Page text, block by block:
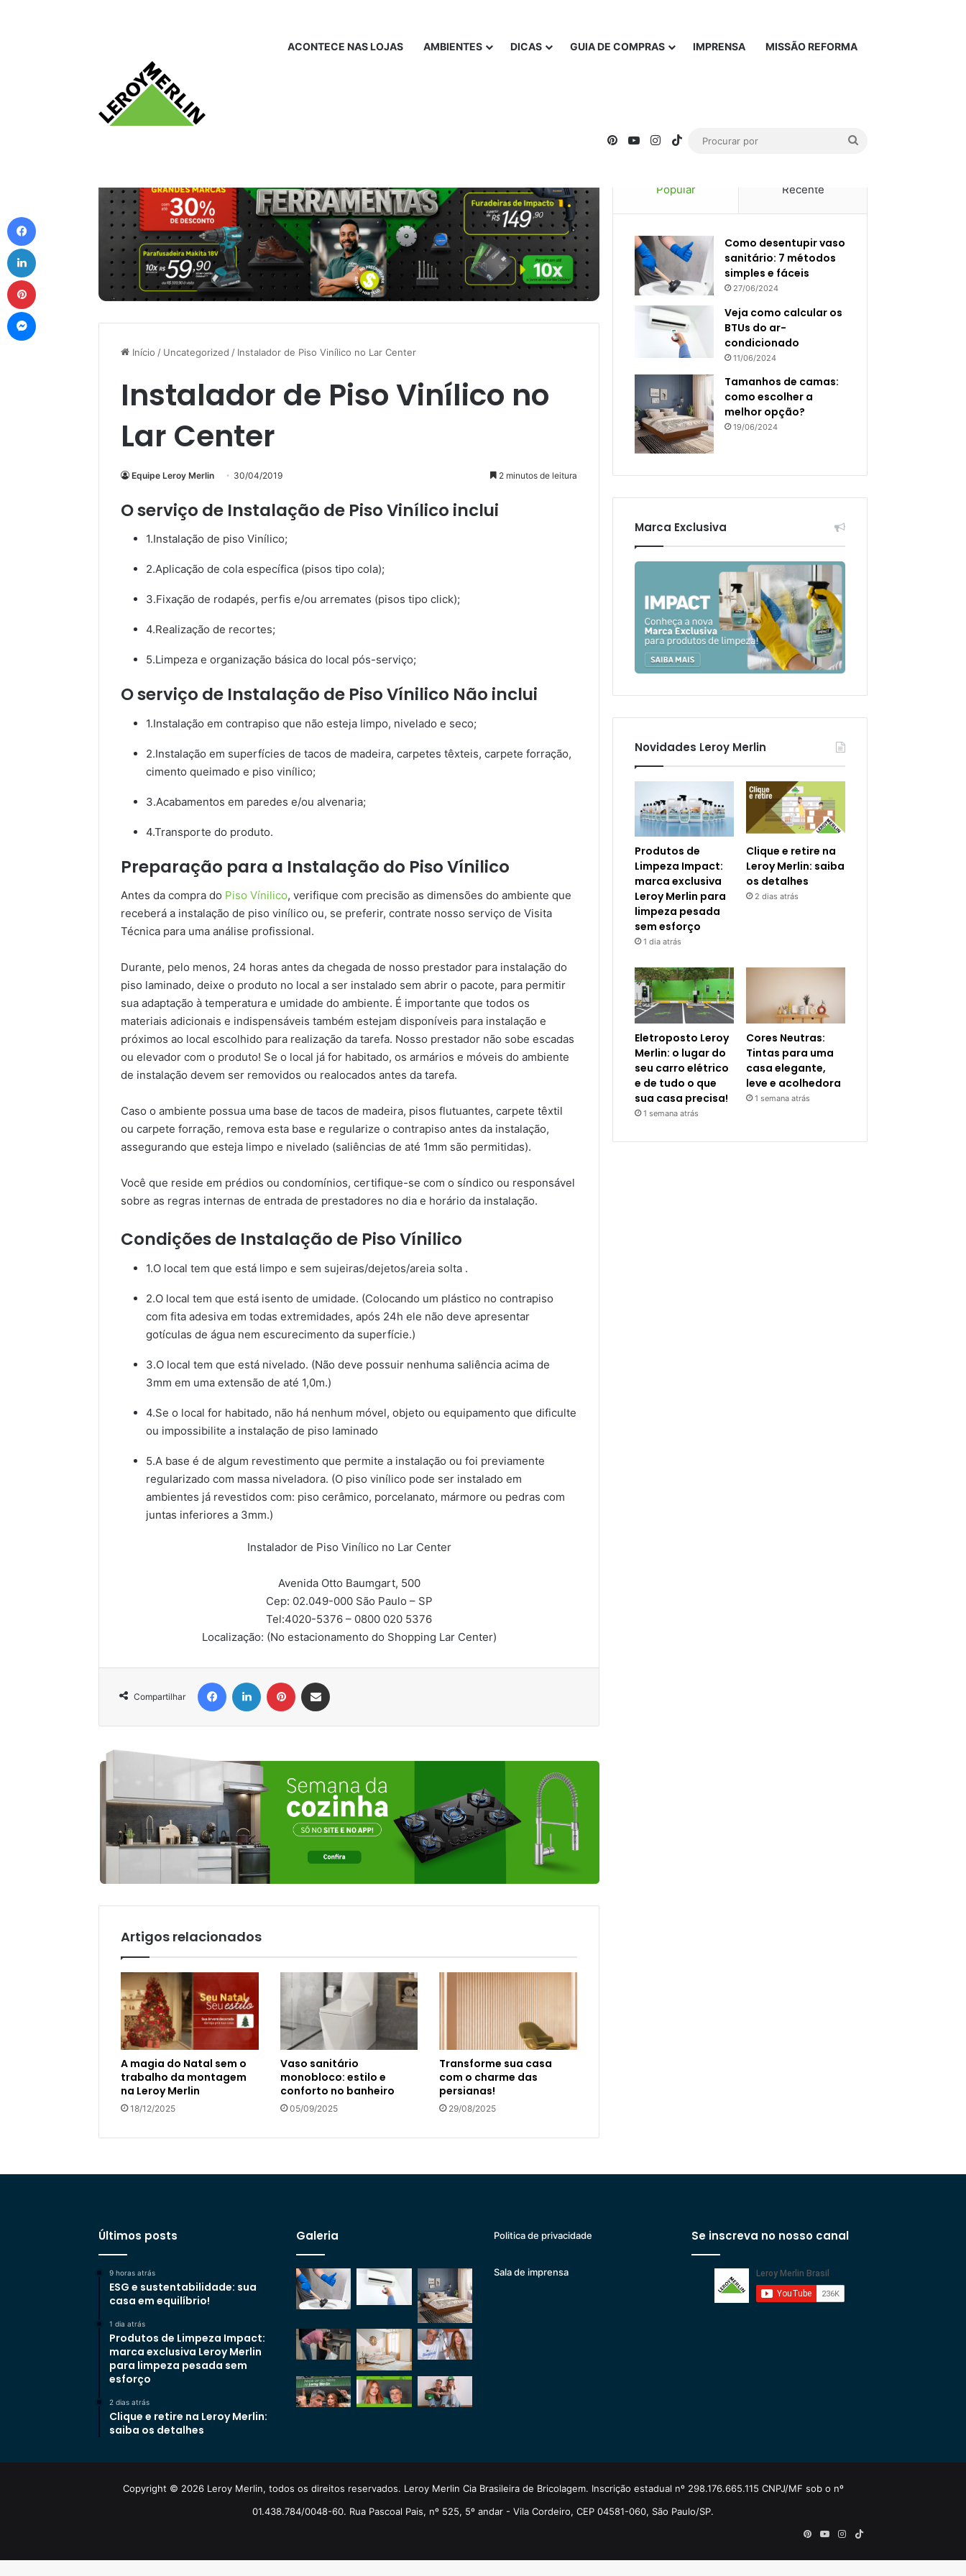
ACONTECE NAS LOJAS AMBIENTES DICAS GUIA DE COMPRAS IMPRENSA MISSÃO REFORMA
PinterestYouTubeInstagram
TikTok
Início / Uncategorized / Instalador de Piso Vinílico no Lar Center
Instalador de Piso Vinílico no
Lar Center
Equipe Leroy Merlin 30/04/2019 2 minutos de leitura
O serviço de Instalação de Piso Vinílico inclui
1.Instalação de piso Vinílico;
2.Aplicação de cola específica (pisos tipo cola);
3.Fixação de rodapés, perfis e/ou arremates (pisos tipo click);
4.Realização de recortes;
5.Limpeza e organização básica do local pós-serviço;
O serviço de Instalação de Piso Vínilico Não inclui
1.Instalação em contrapiso que não esteja limpo, nivelado e seco;
2.Instalação em superfícies de tacos de madeira, carpetes têxteis, carpete forração,
cimento queimado e piso vinílico;
3.Acabamentos em paredes e/ou alvenaria;
4.Transporte do produto.
Preparação para a Instalação do Piso Vínilico
Antes da compra do Piso Vínilico, verifique com precisão as dimensões do ambiente que
receberá a instalação de piso vinílico ou, se preferir, contrate nosso serviço de Visita
Técnica para uma análise profissional.
Durante, pelo menos, 24 horas antes da chegada de nosso prestador para instalação do
piso laminado, deixe o produto no local a ser instalado sem abrir o pacote, para permitir
sua adaptação à temperatura e umidade do ambiente. É importante que todos os
materiais adicionais e indispensáveis também estejam disponíveis para instalação e
próximos ao local escolhido para realização da tarefa. Nosso prestador não sobe escadas
ou elevador com o produto! Se o local já for habitado, os armários e móveis do ambiente
de instalação devem ser removidos ou realocados antes da tarefa.
Caso o ambiente possua uma base de tacos de madeira, pisos flutuantes, carpete têxtil
ou carpete forração, remova esta base e regularize o contrapiso antes da instalação,
assegurando que esteja limpo e nivelado (saliências de até 1mm são permitidas).
Você que reside em prédios ou condomínios, certifique-se com o síndico ou responsável
sobre as regras internas de entrada de prestadores no dia e horário da instalação.
Condições de Instalação de Piso Vínilico
1.O local tem que está limpo e sem sujeiras/dejetos/areia solta .
2.O local tem que está isento de umidade. (Colocando um plástico no contrapiso
com fita adesiva em todas extremidades, após 24h ele não deve apresentar
gotículas de água nem escurecimento da superfície.)
3.O local tem que está nivelado. (Não deve possuir nenhuma saliência acima de
3mm em uma extensão de até 1,0m.)
4.Se o local for habitado, não há nenhum móvel, objeto ou equipamento que dificulte
ou impossibilite a instalação de piso laminado
5.A base é de algum revestimento que permite a instalação ou foi previamente
regularizado com massa niveladora. (O piso vinílico pode ser instalado em
ambientes já revestidos com: piso cerâmico, porcelanato, mármore ou pedras com
juntas inferiores a 3mm.)
Instalador de Piso Vinílico no Lar Center
Avenida Otto Baumgart, 500
Cep: 02.049-000 São Paulo – SP
Tel:4020-5376 – 0800 020 5376
Localização: (No estacionamento do Shopping Lar Center)
Compartilhar
FacebookLinkedin Pinterest
Artigos relacionados
A magia do Natal sem o
trabalho da montagem
na Leroy Merlin
18/12/2025
Vaso sanitário
monobloco: estilo e
conforto no banheiro
05/09/2025
Transforme sua casa
com o charme das
persianas!
29/08/2025
Popular Recente
Como desentupir vaso
sanitário: 7 métodos
simples e fáceis
27/06/2024
Veja como calcular os
BTUs do ar-
condicionado
11/06/2024
Tamanhos de camas:
como escolher a
melhor opção?
19/06/2024
Marca Exclusiva
Novidades Leroy Merlin
Produtos de
Limpeza Impact:
marca exclusiva
Leroy Merlin para
limpeza pesada
sem esforço
1 dia atrás
Clique e retire na
Leroy Merlin: saiba
os detalhes
2 dias atrás
Eletroposto Leroy
Merlin: o lugar do
seu carro elétrico
e de tudo o que
sua casa precisa!
1 semana atrás
Cores Neutras:
Tintas para uma
casa elegante,
leve e acolhedora
1 semana atrás
Últimos posts
9 horas atrás
ESG e sustentabilidade: sua
casa em equilíbrio!
1 dia atrás
Produtos de Limpeza Impact:
marca exclusiva Leroy Merlin
para limpeza pesada sem
esforço
2 dias atrás
Clique e retire na Leroy Merlin:
saiba os detalhes
Galeria Politica de privacidade
Sala de imprensa
Se inscreva no nosso canal
Copyright © 2026 Leroy Merlin, todos os direitos reservados. Leroy Merlin Cia Brasileira de Bricolagem. Inscrição estadual nº 298.176.665.115 CNPJ/MF sob o nº
01.438.784/0048-60. Rua Pascoal Pais, nº 525, 5º andar - Vila Cordeiro, CEP 04581-060, São Paulo/SP.
PinterestYouTubeInstagram
TikTok